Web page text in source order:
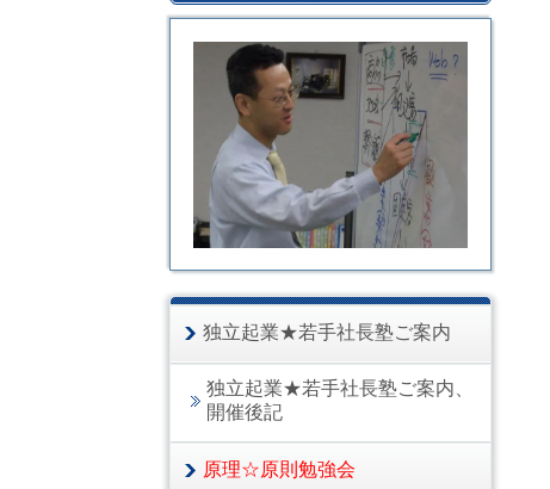
独立起業★若手社長塾ご案内
独立起業★若手社長塾ご案内、
開催後記
原理☆原則勉強会